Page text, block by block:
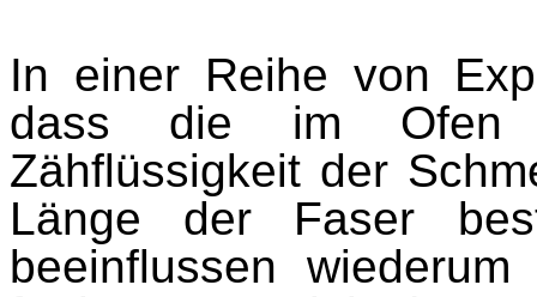
In einer Reihe von
dass die im Ofen
Zähflüssigkeit der
Länge der Faser
beeinflussen